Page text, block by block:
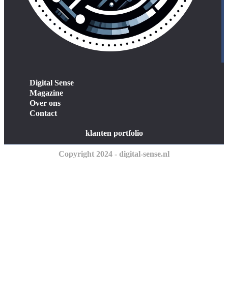
Digital Sense
Magazine
Over ons
Contact
klanten portfolio
Copyright 2024 - digital-sense.nl